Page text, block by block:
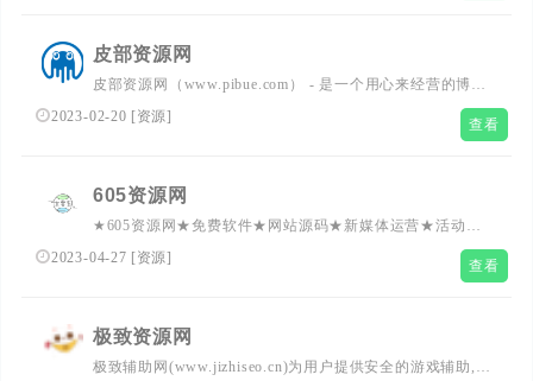
皮部资源网
皮部资源网（www.pibue.com） - 是一个用心来经营的博客
站！分享每日精彩内容,皮部资源网每天更新大量原创技术
教程,线报活动,QQ软件等,欢迎各位小刀娱乐网的基佬访问
样，网络人的烟火，熬不尽的网络江湖，我在这里等你。
2023-02-20 [资源] 查看
605资源网
★605资源网★免费软件★网站源码★新媒体运营★活动资
讯★自学技术★免费技术教程★线报网★
2023-04-27 [资源] 查看
极致资源网
极致辅助网(www.jizhiseo.cn)为用户提供安全的游戏辅助,真